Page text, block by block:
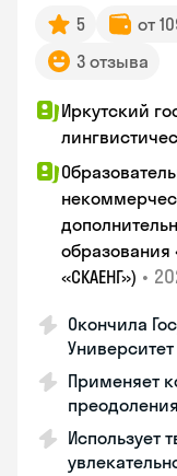
5 от
3 отзыва
Иркутский
образования
«СКАЕНГ») •
Окончила
Применяет
Использует